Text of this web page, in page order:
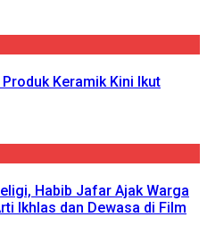
Keramik Kini Ikut
Habib Jafar Ajak Warga
Ikhlas dan Dewasa di Film